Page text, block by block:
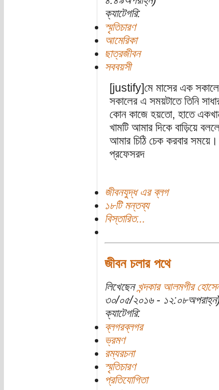
ক্যাটেগরি:
স্মৃতিচারণ
আমেরিকা
ছাত্রজীবন
সববয়সী
[justify]মে মাসের এক
সকালের এ সময়টাতে তিনি
কোন কাজে হয়তো, হাতে
খামটি আমার দিকে বাড়িয়ে
আমার চিঠি চেক করবার সময়ে।
প্রফেসরদ
জীবনযুদ্ধ এর ব্লগ
১৮টি মন্তব্য
বিস্তারিত...
জীবন চলার পথে
লিখেছেনখন্দকার আলমগীর
৩০/০৫/২০১৬ -
ক্যাটেগরি:
ব্লগরব্লগর
ভ্রমণ
রম্যরচনা
স্মৃতিচারণ
প্রতিযোগিতা